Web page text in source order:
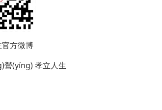
方微博
營(yíng)孝立人生